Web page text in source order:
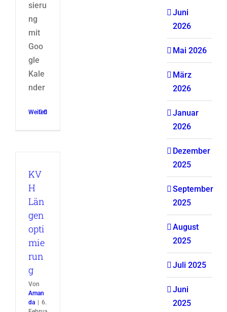
sieru
ng
mit
Goo
gle
Kale
nder
Weiterlesen
0
KV
H
Län
gen
opti
mie
run
g
Von
Aman
da
6.
Juni
2026
Mai 2026
März
2026
Januar
2026
Dezember
2025
September
2025
August
2025
Juli 2025
Juni
2025